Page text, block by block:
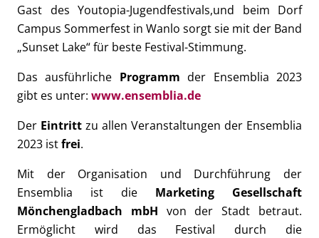
Gast des Youtopia-Jugendfestivals,und beim Dorf
Campus Sommerfest in Wanlo sorgt sie mit der Band
„Sunset Lake“ für beste Festival-Stimmung.
Das ausführliche Programmder Ensemblia 2023
gibt es unter: www.ensemblia.de
Der Eintritt zu allen Veranstaltungen der Ensemblia
2023 istfrei.
Mit der Organisation und Durchführung der
Ensemblia ist die Marketing Gesellschaft
Mönchengladbach mbH von der Stadt betraut.
Ermöglicht wird das Festival durch die